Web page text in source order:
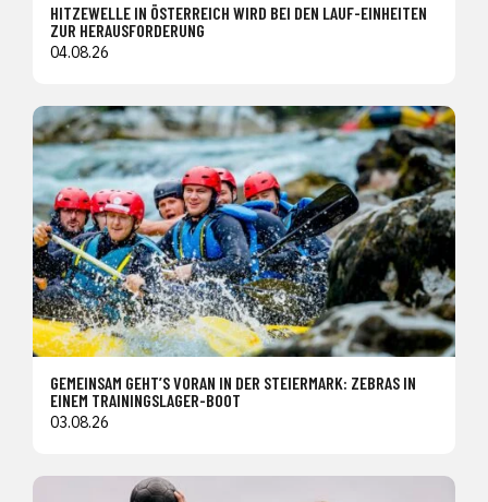
HITZEWELLE IN ÖSTERREICH WIRD BEI DEN LAUF-EINHEITEN
ZUR HERAUSFORDERUNG
04.08.26
GEMEINSAM GEHT’S VORAN IN DER STEIERMARK: ZEBRAS IN
EINEM TRAININGSLAGER-BOOT
03.08.26